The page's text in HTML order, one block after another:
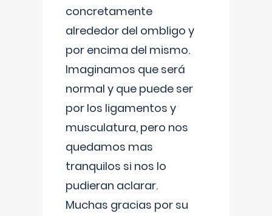
concretamente
alrededor del ombligo y
por encima del mismo.
Imaginamos que será
normal y que puede ser
por los ligamentos y
musculatura, pero nos
quedamos mas
tranquilos si nos lo
pudieran aclarar.
Muchas gracias por su